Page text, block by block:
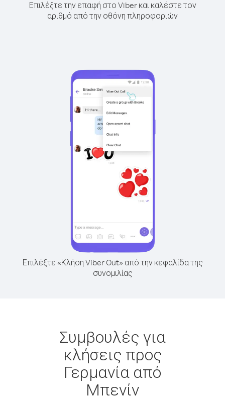
Επιλέξτε την επαφή στο Viber και καλέστε τον
αριθμό από την οθόνη πληροφοριών
Επιλέξτε «Κλήση Viber Out» από την κεφαλίδα της
συνομιλίας
Συμβουλές για
κλήσεις προς
Γερμανία από
Μπενίν